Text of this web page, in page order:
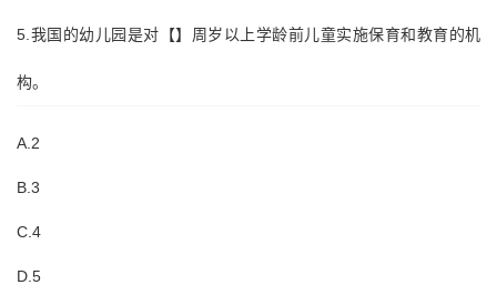
5.我国的幼儿园是对【】周岁以上学龄前儿童实施保育和教育的机
构。
A.2
B.3
C.4
D.5